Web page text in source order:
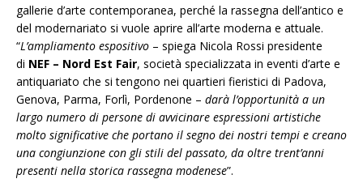
gallerie d’arte contemporanea, perché la rassegna dell’antico e
del modernariato si vuole aprire all’arte moderna e attuale.
“L’ampliamento espositivo – spiega Nicola Rossi presidente
di NEF – Nord Est Fair, società specializzata in eventi d’arte e
antiquariato che si tengono nei quartieri fieristici di Padova,
Genova, Parma, Forlì, Pordenone – darà l’opportunità a un
largo numero di persone di avvicinare espressioni artistiche
molto significative che portano il segno dei nostri tempi e creano
una congiunzione con gli stili del passato, da oltre trent’anni
presenti nella storica rassegna modenese”.